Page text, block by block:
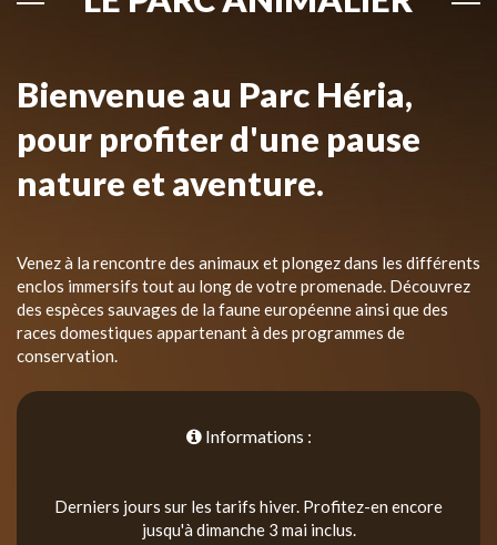
Bienvenue au Parc Héria,
pour profiter d'une pause
nature et aventure.
Venez à la rencontre des animaux et plongez dans les différents
enclos immersifs tout au long de votre promenade. Découvrez
des espèces sauvages de la faune européenne ainsi que des
races domestiques appartenant à des programmes de
conservation.
Informations :
Derniers jours sur les tarifs hiver. Profitez-en encore
jusqu'à dimanche 3 mai inclus.